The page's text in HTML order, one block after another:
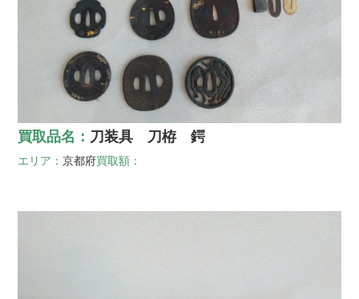
買取品名： 刀装具 刀栫 鍔
エリア：京都府買取額：